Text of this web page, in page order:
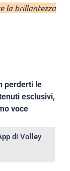
la brillantezza
perderti le
esclusivi,
voce
di Volley